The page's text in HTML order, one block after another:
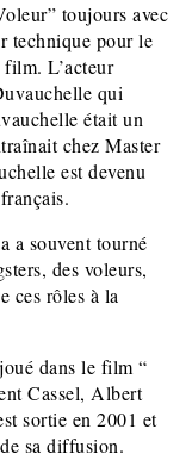
toujours avec
technique pour le
L’acteur
qui
était un
chez Master
est devenu
a souvent tourné
des voleurs,
ces rôles à la
dans le film “
Cassel, Albert
sortie en 2001 et
sa diffusion.